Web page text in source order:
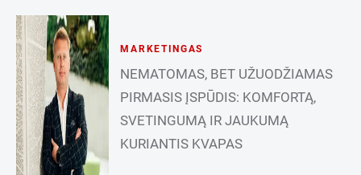
MARKETINGAS
NEMATOMAS, BET UŽUODŽIAMAS
PIRMASIS ĮSPŪDIS: KOMFORTĄ,
SVETINGUMĄ IR JAUKUMĄ
KURIANTIS KVAPAS